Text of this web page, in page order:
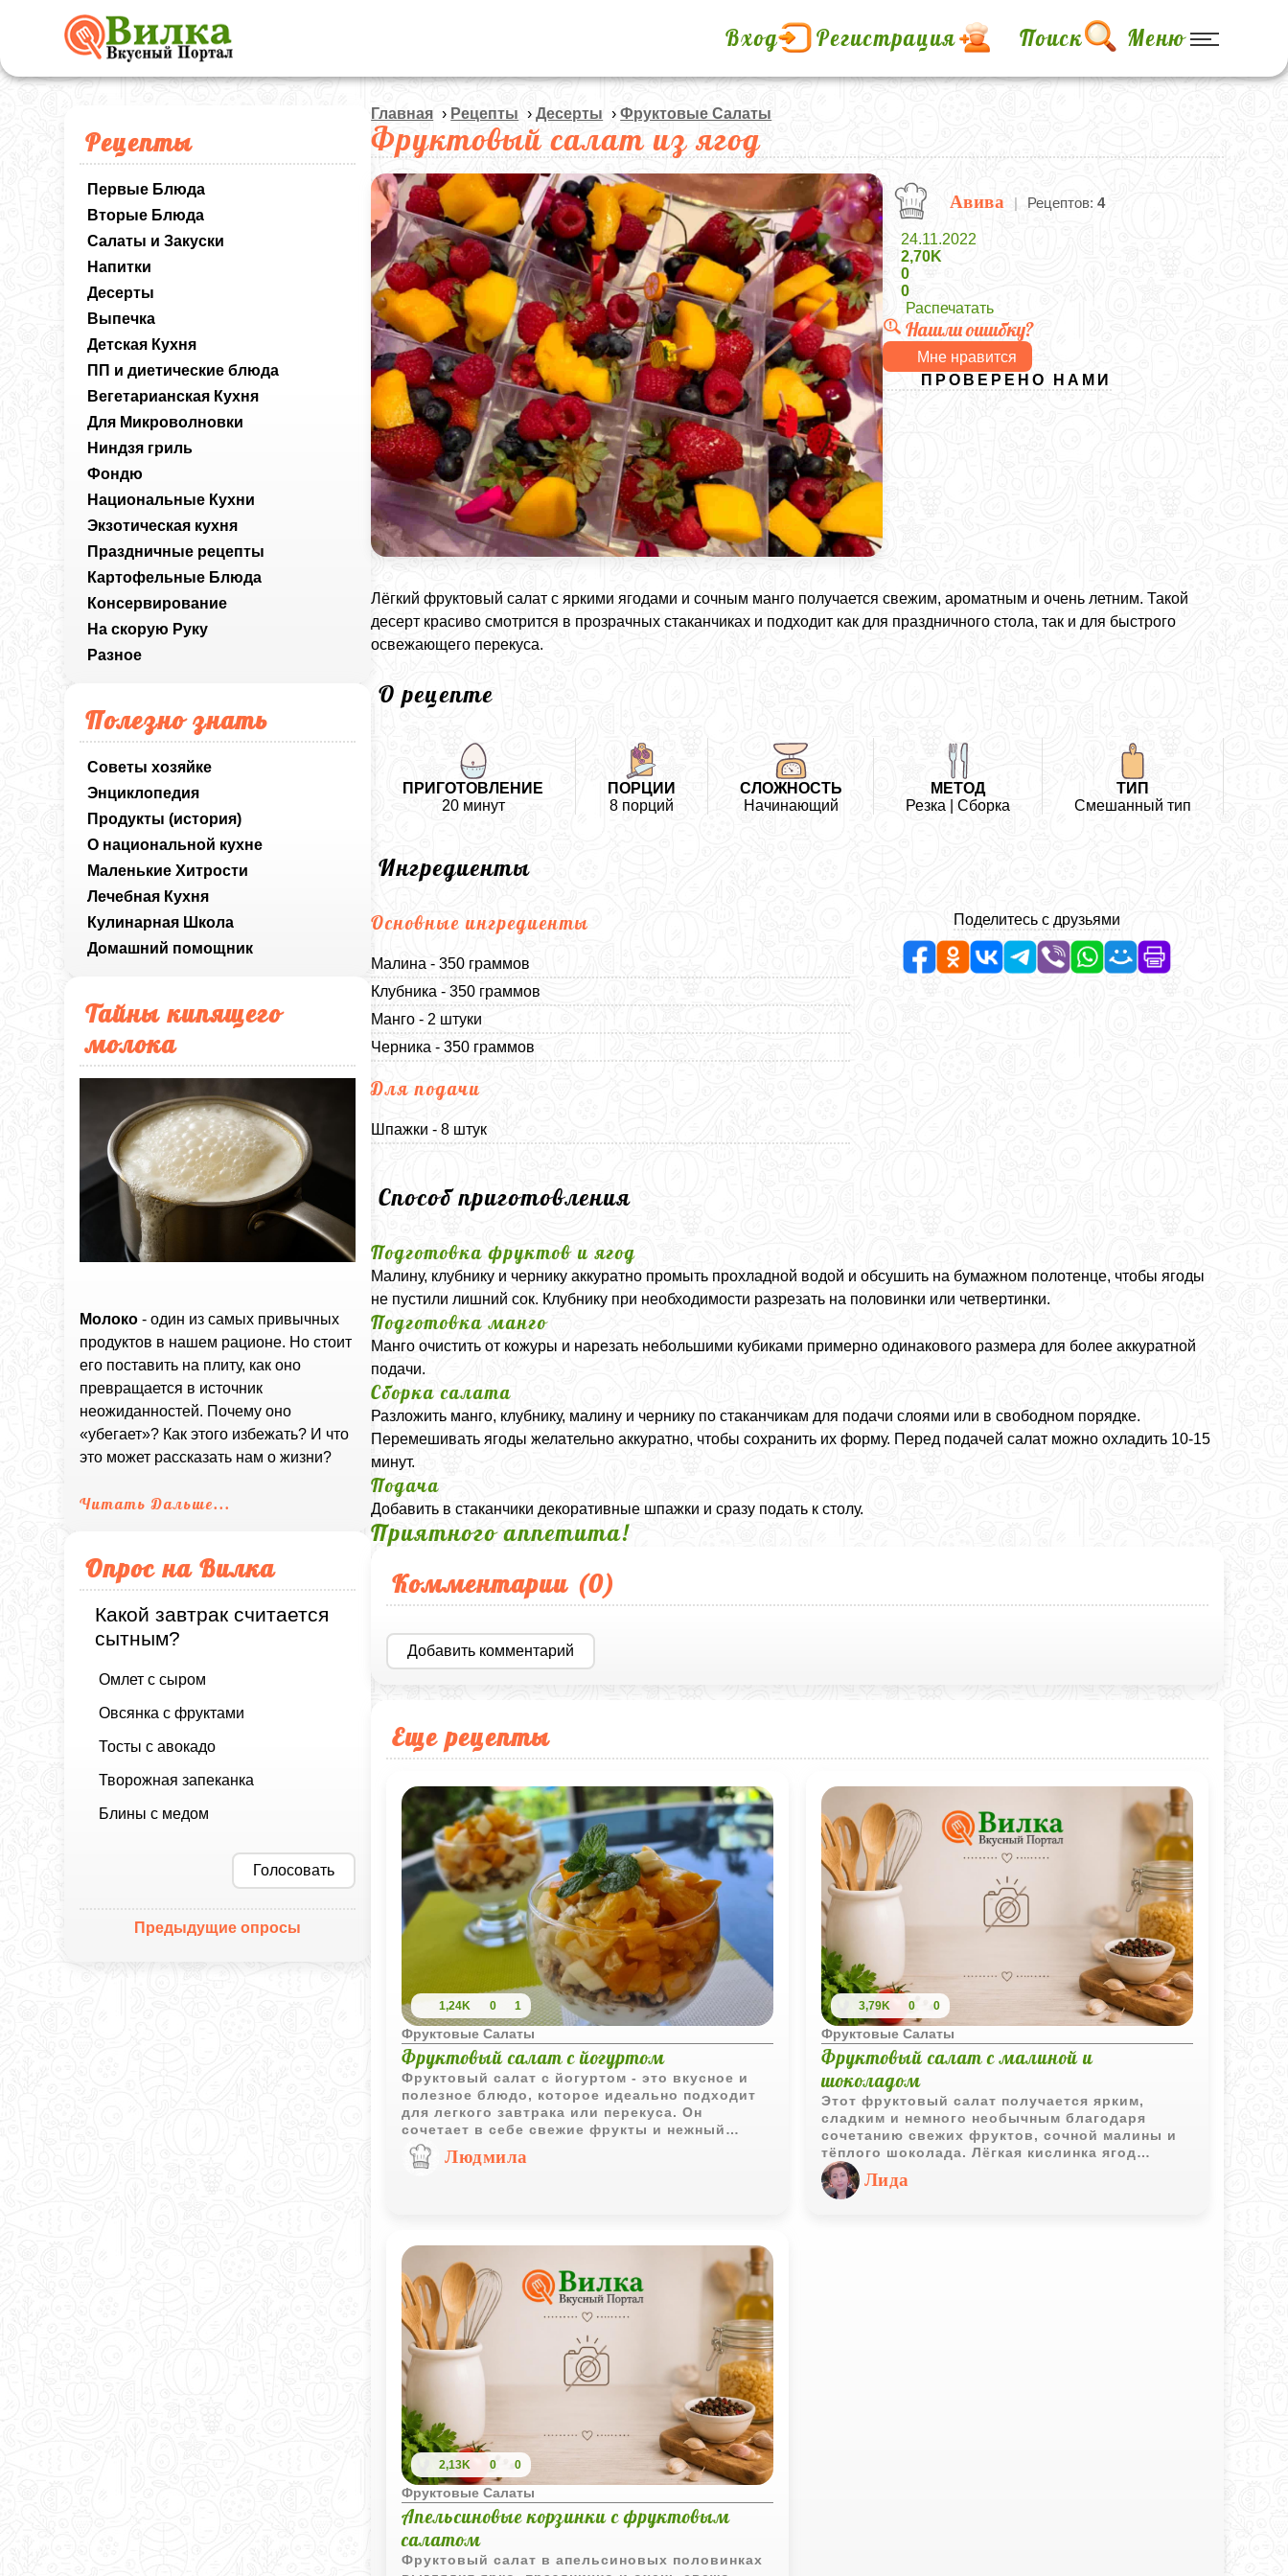
Вход Регистрация Поиск Меню
Рецепты
Первые Блюда
Вторые Блюда
Салаты и Закуски
Напитки
Десерты
Выпечка
Детская Кухня
ПП и диетические блюда
Вегетарианская Кухня
Для Микроволновки
Ниндзя гриль
Фондю
Национальные Кухни
Экзотическая кухня
Праздничные рецепты
Картофельные Блюда
Консервирование
На скорую Руку
Разное
Полезно знать
Советы хозяйке
Энциклопедия
Продукты (история)
О национальной кухне
Маленькие Хитрости
Лечебная Кухня
Кулинарная Школа
Домашний помощник
Тайны кипящего
молока
Молоко - один из самых привычных
продуктов в нашем рационе. Но стоит
его поставить на плиту, как оно
превращается в источник
неожиданностей. Почему оно
«убегает»? Как этого избежать? И что
это может рассказать нам о жизни?
Читать Дальше...
Опрос на Вилка
Какой завтрак считается
сытным?
Омлет с сыром
Овсянка с фруктами
Тосты с авокадо
Творожная запеканка
Блины с медом
Голосовать
Предыдущие опросы
Главная › Рецепты ›Десерты ›Фруктовые Салаты
Фруктовый салат из ягод
Авива | Рецептов:4
24.11.2022
2,70K
0
0
Распечатать
Нашли ошибку?
Мне нравится
ПРОВЕРЕНО НАМИ
Лёгкий фруктовый салат с яркими ягодами и сочным манго получается свежим, ароматным и очень летним. Такой
десерт красиво смотрится в прозрачных стаканчиках и подходит как для праздничного стола, так и для быстрого
освежающего перекуса.
О рецепте
ПРИГОТОВЛЕНИЕ
20 минут
ПОРЦИИ
8 порций
СЛОЖНОСТЬ
Начинающий
МЕТОД
Резка | Сборка
ТИП
Смешанный тип
Ингредиенты
Основные ингредиенты
Малина - 350 граммов
Клубника - 350 граммов
Манго - 2 штуки
Черника - 350 граммов
Для подачи
Шпажки - 8 штук
Поделитесь с друзьями
Способ приготовления
Подготовка фруктов и ягод
Малину, клубнику и чернику аккуратно промыть прохладной водой и обсушить на бумажном полотенце, чтобы ягоды
не пустили лишний сок. Клубнику при необходимости разрезать на половинки или четвертинки.
Подготовка манго
Манго очистить от кожуры и нарезать небольшими кубиками примерно одинакового размера для более аккуратной
подачи.
Сборка салата
Разложить манго, клубнику, малину и чернику по стаканчикам для подачи слоями или в свободном порядке.
Перемешивать ягоды желательно аккуратно, чтобы сохранить их форму. Перед подачей салат можно охладить 10-15
минут.
Подача
Добавить в стаканчики декоративные шпажки и сразу подать к столу.
Приятного аппетита!
Комментарии (0)
Добавить комментарий
Еще рецепты
1,24K 0 1
Фруктовые Салаты
Фруктовый салат с йогуртом
Фруктовый салат с йогуртом - это вкусное и
полезное блюдо, которое идеально подходит
для легкого завтрака или перекуса. Он
сочетает в себе свежие фрукты и нежный
йогурт, создавая идеальный баланс сладости и
кислинкиЛюдмила
3,79K 0 0
Фруктовые Салаты
Фруктовый салат с малиной и
шоколадом
Этот фруктовый салат получается ярким,
сладким и немного необычным благодаря
сочетанию свежих фруктов, сочной малины и
тёплого шоколада. Лёгкая кислинка ягод
отлично дополняет бананы и ананас, а шоколад
делает десерт особенно уютным.
Лида
2,13K 0 0
Фруктовые Салаты
Апельсиновые корзинки с фруктовым
салатом
Фруктовый салат в апельсиновых половинках